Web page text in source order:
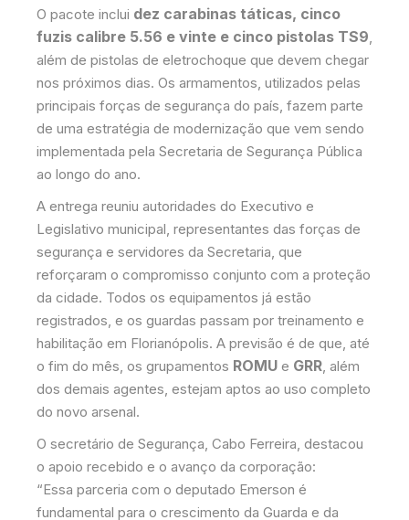
O pacote inclui dez carabinas táticas, cinco
fuzis calibre 5.56 e vinte e cinco pistolas TS9
além de pistolas de eletrochoque que devem chegar
nos próximos dias. Os armamentos, utilizados pelas
principais forças de segurança do país, fazem parte
de uma estratégia de modernização que vem sendo
implementada pela Secretaria de Segurança Pública
ao longo do ano.
A entrega reuniu autoridades do Executivo e
Legislativo municipal, representantes das forças de
segurança e servidores da Secretaria, que
reforçaram o compromisso conjunto com a proteção
da cidade. Todos os equipamentos já estão
registrados, e os guardas passam por treinamento e
habilitação em Florianópolis. A previsão é de que, até
o fim do mês, os grupamentos ROMU e GRR , além
dos demais agentes, estejam aptos ao uso completo
do novo arsenal.
O secretário de Segurança, Cabo Ferreira, destacou
o apoio recebido e o avanço da corporação:
“Essa parceria com o deputado Emerson é
fundamental para o crescimento da Guarda e da